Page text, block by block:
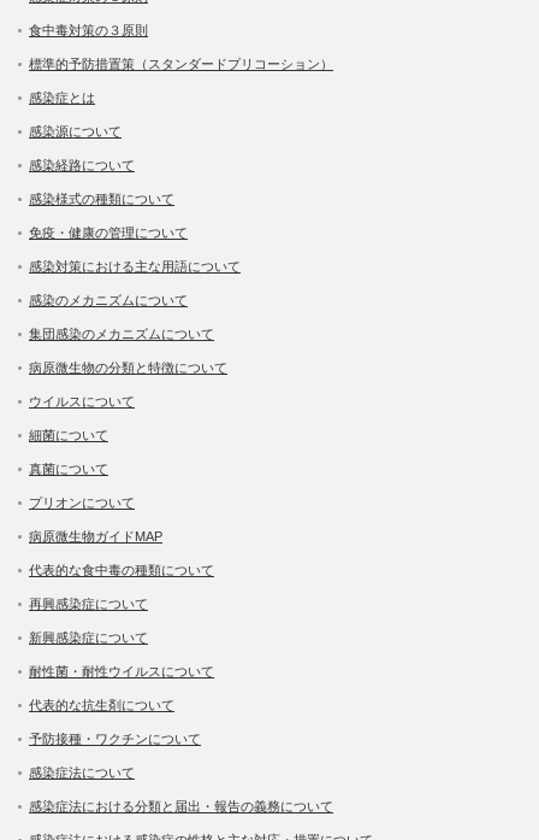
食中毒対策の３原則
標準的予防措置策（スタンダードプリコーション）
感染症とは
感染源について
感染経路について
感染様式の種類について
免疫・健康の管理について
感染対策における主な用語について
感染のメカニズムについて
集団感染のメカニズムについて
病原微生物の分類と特徴について
ウイルスについて
細菌について
真菌について
プリオンについて
病原微生物ガイドMAP
代表的な食中毒の種類について
再興感染症について
新興感染症について
耐性菌・耐性ウイルスについて
代表的な抗生剤について
予防接種・ワクチンについて
感染症法について
感染症法における分類と届出・報告の義務について